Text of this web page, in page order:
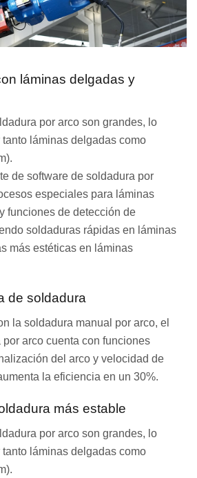
láminas delgadas y
por arco son grandes, lo
láminas delgadas como
de software de soldadura por
especiales para láminas
funciones de detección de
soldaduras rápidas en láminas
más estéticas en láminas
de soldadura
la soldadura manual por arco, el
arco cuenta con funciones
del arco y velocidad de
la eficiencia en un 30%.
más estable
por arco son grandes, lo
láminas delgadas como